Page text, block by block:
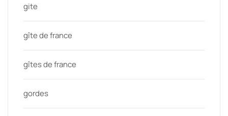
gite
gîte de france
gîtes de france
gordes